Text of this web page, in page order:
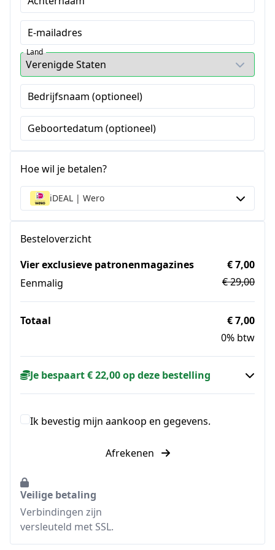
E-mailadres
Land
Bedrijfsnaam (optioneel)
Geboortedatum (optioneel)
Hoe wil je betalen?
iDEAL | Wero
Besteloverzicht
Vier exclusieve patronenmagazines
Eenmalig
€ 7,00
€ 29,00
Totaal
€ 7,00
0% btw
Je bespaart € 22,00 op deze bestelling
Ik bevestig mijn aankoop en gegevens.
Afrekenen
Veilige betaling
Verbindingen zijn
versleuteld met SSL.